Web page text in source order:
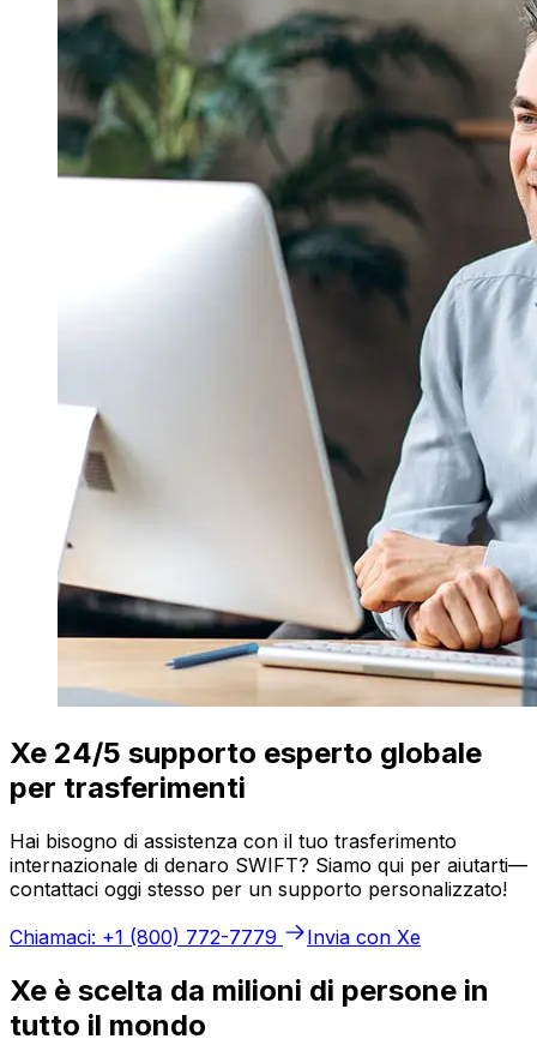
Xe 24/5 supporto esperto globale
per trasferimenti
Hai bisogno di assistenza con il tuo trasferimento
internazionale di denaro SWIFT? Siamo qui per aiutarti—
contattaci oggi stesso per un supporto personalizzato!
Chiamaci: +1 (800) 772-7779
Invia con Xe
Xe è scelta da milioni di persone in
tutto il mondo